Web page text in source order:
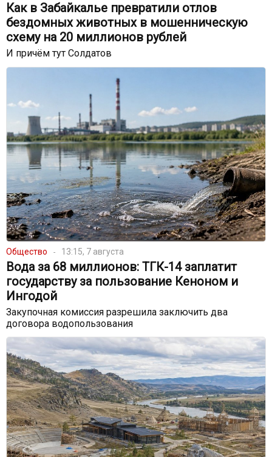
Как в Забайкалье превратили отлов
бездомных животных в мошенническую
схему на 20 миллионов рублей
И причём тут Солдатов
Общество 13:15, 7 августа
Вода за 68 миллионов: ТГК-14 заплатит
государству за пользование Кеноном и
Ингодой
Закупочная комиссия разрешила заключить два
договора водопользования